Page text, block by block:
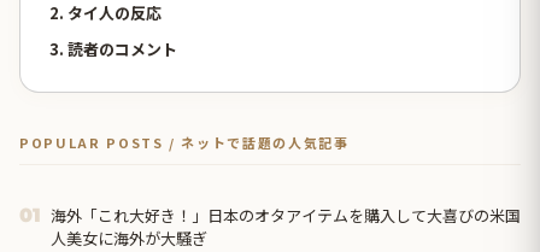
2. タイ人の反応
3. 読者のコメント
POPULAR POSTS / ネットで話題の人気記事
01 海外「これ大好き！」日本のオタアイテムを購入して大喜びの米国
人美女に海外が大騒ぎ